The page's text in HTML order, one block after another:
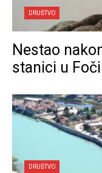
DRUŠTVO
Nestao
stanici u Foči
DRUŠTVO